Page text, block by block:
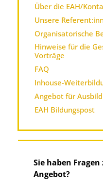
Über die EAH/
Unsere
Organisatorische
Hinweise für die
Vorträge
FAQ
Inhouse-
Angebot für
EAH Bildungspost
Sie haben
Angebot?